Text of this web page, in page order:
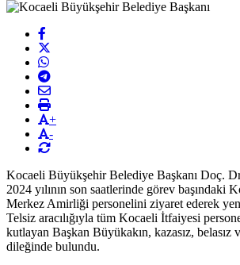
+
-
Kocaeli Büyükşehir Belediye Başkanı Doç.
2024 yılının son saatlerinde görev başındaki
Merkez Amirliği personelini ziyaret ederek yeni
Telsiz aracılığıyla tüm Kocaeli İtfaiyesi
kutlayan Başkan Büyükakın, kazasız, belasız
dileğinde bulundu.